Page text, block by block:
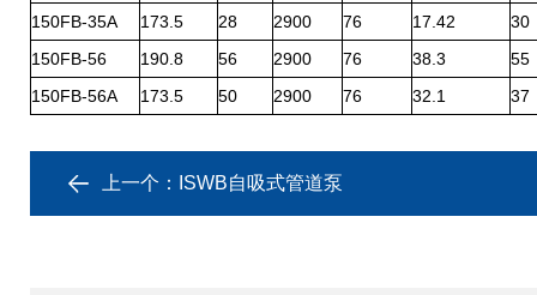
150FB-35A
173.5 28 2900 76 17.42
30
150FB-56
190.8 56 2900 76 38.3
55
150FB-56A
173.5 50 2900 76 32.1 37
上一个： ISWB自吸式管道泵